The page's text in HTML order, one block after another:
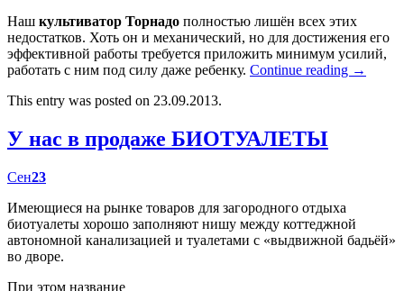
Наш культиватор Торнадо полностью лишён всех этих
недостатков. Хоть он и механический, но для достижения его
эффективной работы требуется приложить минимум усилий,
работать с ним под силу даже ребенку. Continue reading →
This entry was posted on 23.09.2013.
У нас в продаже БИОТУАЛЕТЫ
Сен23
Имеющиеся на рынке товаров для загородного отдыха
биотуалеты хорошо заполняют нишу между коттеджной
автономной канализацией и туалетами с «выдвижной бадьёй»
во дворе.
При этом название